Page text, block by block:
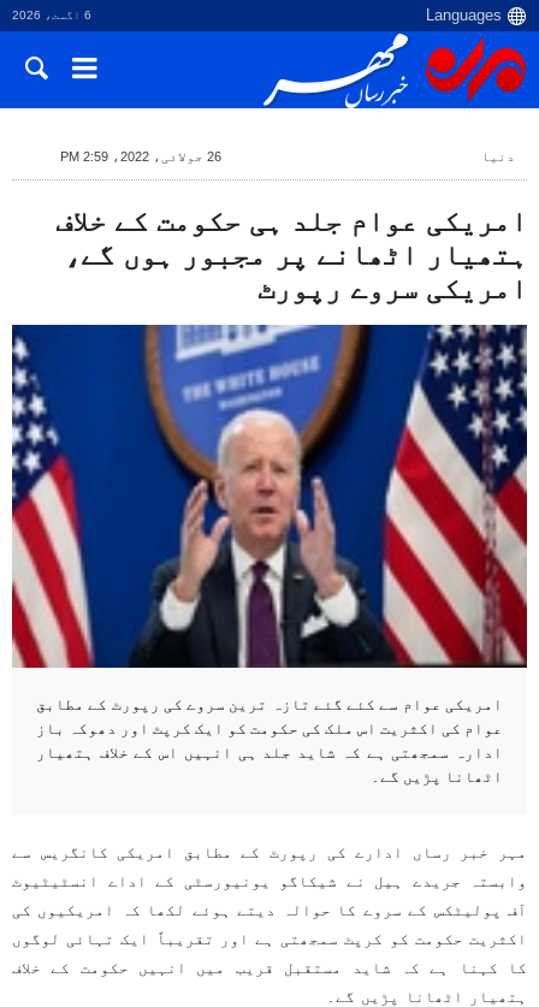
6 اگست، 2026
دنیا 26 جولائی، 2022، 2:59 PM
امریکی عوام جلد ہی حکومت کے خلاف
ہتھیار اٹھانے پر مجبور ہوں گے،
امریکی سروے رپورٹ
امریکی عوام سے کئے گئے تازہ ترین سروے کی رپورٹ کے مطابق
عوام کی اکثریت اس ملک کی حکومت کو ایک کرپٹ اور دھوکہ باز
ادارہ سمجھتی ہے کہ شاید جلد ہی انہیں اس کے خلاف ہتھیار
اٹھانا پڑیں گے۔
مہر خبر رساں ادارے کی رپورٹ کے مطابق امریکی کانگریس سے
وابستہ جریدے ہیل نے شیکاگو یونیورسٹی کے اداے انسٹیٹیوٹ
آف پولیٹکس کے سروے کا حوالہ دیتے ہوئے لکھا کہ امریکیوں کی
اکثریت حکومت کو کرپٹ سمجھتی ہے اور تقریباً ایک تہائی لوگوں
کا کہنا ہے کہ شاید مستقبل قریب میں انہیں حکومت کے خلاف
ہتھیار اٹھانا پڑیں گے۔